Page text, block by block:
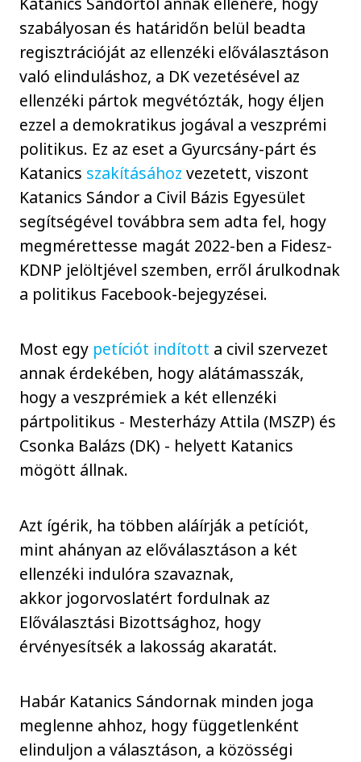
szabályosan és határidőn belül beadta
regisztrációját az ellenzéki előválasztáson
való elinduláshoz, a DK vezetésével az
ellenzéki pártok megvétózták, hogy éljen
ezzel a demokratikus jogával a veszprémi
politikus. Ez az eset a Gyurcsány-párt és
Katanics szakításához vezetett, viszont
Katanics Sándor a Civil Bázis Egyesület
segítségével továbbra sem adta fel, hogy
megmérettesse magát 2022-ben a Fidesz-
KDNP jelöltjével szemben, erről árulkodnak
a politikus Facebook-bejegyzései.
Most egy petíciót indított a civil szervezet
annak érdekében, hogy alátámasszák,
hogy a veszprémiek a két ellenzéki
pártpolitikus - Mesterházy Attila (MSZP) és
Csonka Balázs (DK) - helyett Katanics
mögött állnak.
Azt ígérik, ha többen aláírják a petíciót,
mint ahányan az előválasztáson a két
ellenzéki indulóra szavaznak,
akkor jogorvoslatért fordulnak az
Előválasztási Bizottsághoz, hogy
érvényesítsék a lakosság akaratát.
Habár Katanics Sándornak minden joga
meglenne ahhoz, hogy függetlenként
elinduljon a választáson, a közösségi